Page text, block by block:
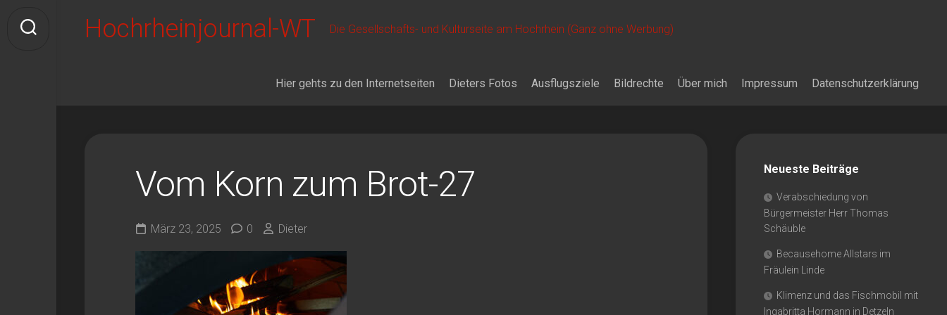
content
Hochrheinjournal-WT Die Gesellschafts- und Kulturseite am Hochrhein (Ganz ohne Werbung)
Hier gehts zu den Internetseiten Dieters Fotos Ausflugsziele Bildrechte Über mich Impressum Datenschutzerklärung
Vom Korn zum Brot-27
März 23, 2025 0 Dieter
Neueste Beiträge
Verabschiedung von
Bürgermeister Herr Thomas
Schäuble
Becausehome Allstars im
Fräulein Linde
Klimenz und das Fischmobil mit
Ingabritta Hormann in Detzeln